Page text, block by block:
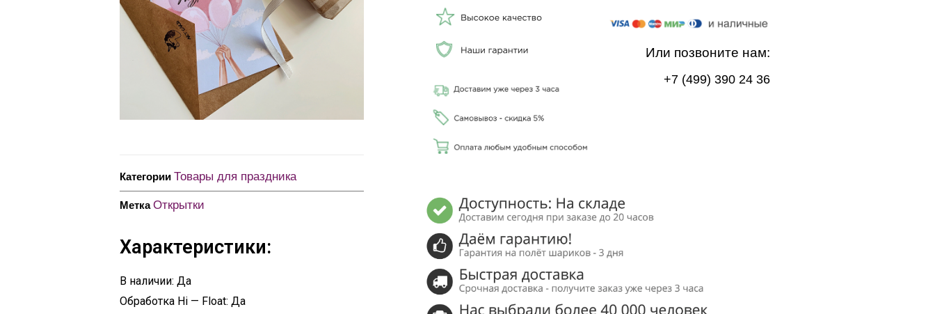
Категории Товары для праздника
Метка Открытки
Характеристики:
В наличии: Да
Обработка Hi — Float: Да
Или позвоните нам:
+7 (499) 390 24 36